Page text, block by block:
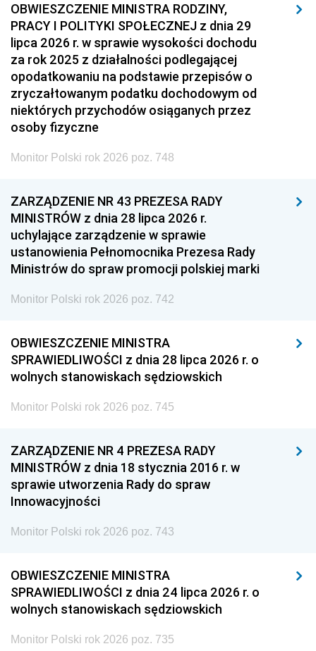
OBWIESZCZENIE MINISTRA RODZINY,
PRACY I POLITYKI SPOŁECZNEJ z dnia 29
lipca 2026 r. w sprawie wysokości dochodu
za rok 2025 z działalności podlegającej
opodatkowaniu na podstawie przepisów o
zryczałtowanym podatku dochodowym od
niektórych przychodów osiąganych przez
osoby fizyczne
Monitor Polski rok 2026 poz. 748
ZARZĄDZENIE NR 43 PREZESA RADY
MINISTRÓW z dnia 28 lipca 2026 r.
uchylające zarządzenie w sprawie
ustanowienia Pełnomocnika Prezesa Rady
Ministrów do spraw promocji polskiej marki
Monitor Polski rok 2026 poz. 742
OBWIESZCZENIE MINISTRA
SPRAWIEDLIWOŚCI z dnia 28 lipca 2026 r. o
wolnych stanowiskach sędziowskich
Monitor Polski rok 2026 poz. 745
ZARZĄDZENIE NR 4 PREZESA RADY
MINISTRÓW z dnia 18 stycznia 2016 r. w
sprawie utworzenia Rady do spraw
Innowacyjności
Monitor Polski rok 2026 poz. 743
OBWIESZCZENIE MINISTRA
SPRAWIEDLIWOŚCI z dnia 24 lipca 2026 r. o
wolnych stanowiskach sędziowskich
Monitor Polski rok 2026 poz. 735